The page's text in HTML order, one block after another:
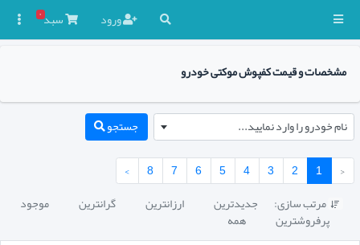
ورود سبد۰
مشخصات و قیمت کفپوش موکتی خودرو
نام خودرو را وارد نمایید...
جستجو
‹
1
2
3
4
5
6
7
8
›
 مرتب سازی: جدیدترین ارزانترین گرانترین موجود
پرفروشترین همه